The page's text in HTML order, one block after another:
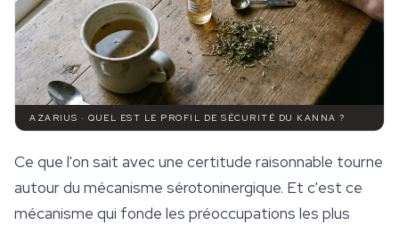
AZARIUS · QUEL EST LE PROFIL DE SÉCURITÉ DU KANNA ?
Ce que l'on sait avec une certitude raisonnable tourne
autour du mécanisme sérotoninergique. Et c'est ce
mécanisme qui fonde les préoccupations les plus